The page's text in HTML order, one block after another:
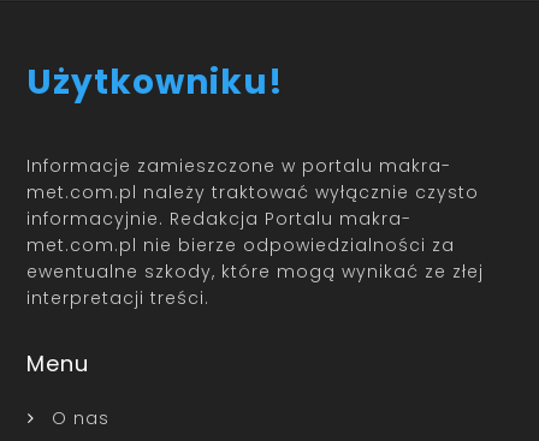
Użytkowniku!
Informacje zamieszczone w portalu makra-
met.com.pl należy traktować wyłącznie czysto
informacyjnie. Redakcja Portalu makra-
met.com.pl nie bierze odpowiedzialności za
ewentualne szkody, które mogą wynikać ze złej
interpretacji treści.
Menu
O nas